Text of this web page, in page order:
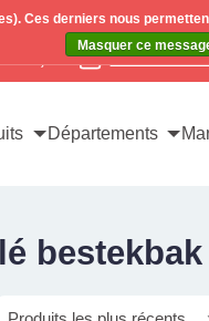
Contactez-
Départements
bestekbak
Ces derniers nous
Masquer ce